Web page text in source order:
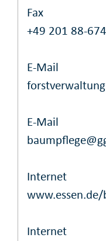
Fax
+49 201 88-
E-Mail
E-Mail
Internet
Internet